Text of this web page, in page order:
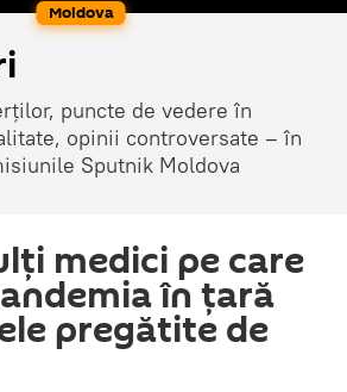
Moldova
puncte de vedere în
opinii controversate – în
Sputnik Moldova
medici pe care
în țară
pregătite de